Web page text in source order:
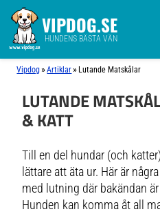
VIPDOG.SE
HUNDENS BÄSTA VÄN
Vipdog »Artiklar » Lutande Matskålar
LUTANDE
& KATT
Till en del hundar (och
lättare att äta ur. Här är
med lutning där bakändan
Hunden kan komma åt all